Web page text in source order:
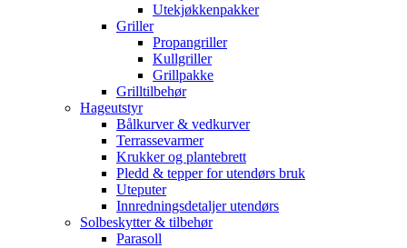
Utekjøkkenpakker
Griller
Propangriller
Kullgriller
Grillpakke
Grilltilbehør
Hageutstyr
Bålkurver & vedkurver
Terrassevarmer
Krukker og plantebrett
Pledd & tepper for utendørs bruk
Uteputer
Innredningsdetaljer utendørs
Solbeskytter & tilbehør
Parasoll